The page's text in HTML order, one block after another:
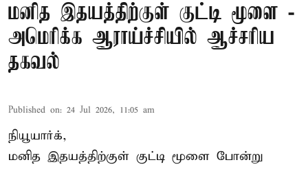
மனித இதயத்திற்குள் குட்டி மூளை -
அமெரிக்க ஆராய்ச்சியில் ஆச்சரிய
தகவல்
Published on: 24 Jul 2026, 11:05 am
நியூயார்க்,
மனித இதயத்திற்குள் குட்டி மூளை போன்று